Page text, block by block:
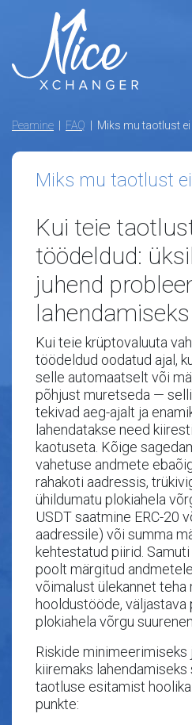
Peamine FAQ | Miks mu taotlust
Miks mu taotlust
Kui teie
töödeldud:
juhend
lahendamiseks
Kui teie krüptovaluuta
töödeldud oodatud ajal,
selle automaatselt või
põhjust muretseda —
tekivad aeg-ajalt ja
lahendatakse need
kaotuseta. Kõige
vahetuse andmete
rahakoti aadressis,
ühildumatu plokiahela
USDT saatmine ERC-20
aadressile) või summa
kehtestatud piirid.
poolt märgitud
võimalust ülekannet teha
hooldustööde, väljastava
plokiahela võrgu
Riskide minimeerimiseks
kiiremaks
taotluse esitamist
punkte: